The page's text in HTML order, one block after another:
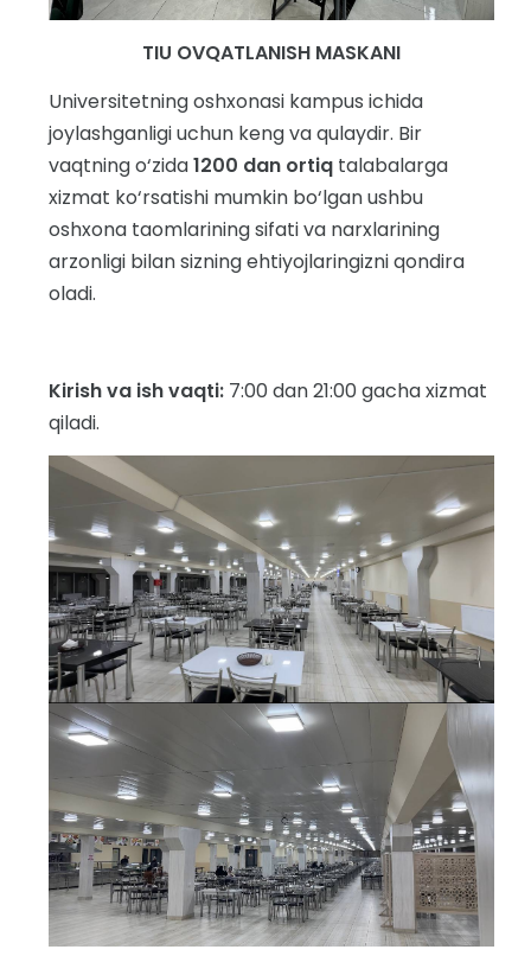
TIU OVQATLANISH MASKANI
Universitetning oshxonasi kampus ichida
joylashganligi uchun keng va qulaydir. Bir
vaqtning o‘zida1200 dan ortiq talabalarga
xizmat ko‘rsatishi mumkin bo‘lgan ushbu
oshxona taomlarining sifati va narxlarining
arzonligi bilan sizning ehtiyojlaringizni qondira
oladi.
Kirish va ish vaqti: 7:00 dan 21:00 gacha xizmat
qiladi.